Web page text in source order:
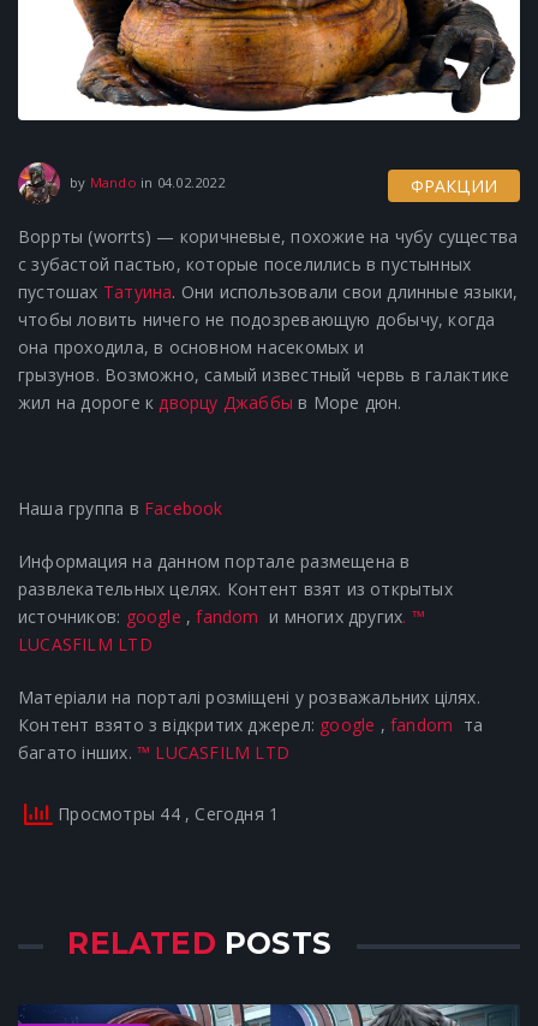
by Mando in 04.02.2022 ФРАКЦИИ
Воррты (worrts) — коричневые, похожие на чубу существа
с зубастой пастью, которые поселились в пустынных
пустошах Татуина. Они использовали свои длинные языки,
чтобы ловить ничего не подозревающую добычу, когда
она проходила, в основном насекомых и
грызунов. Возможно, самый известный червь в галактике
жил на дороге кдворцу Джаббы в Море дюн.
Наша группа в Facebook
Информация на данном портале размещена в
развлекательных целях. Контент взят из открытых
источников: google ,fandom и многих других. ™
LUCASFILM LTD
Матеріали на порталі розміщені у розважальних цілях.
Контент взято з відкритих джерел: google ,fandom та
багато інших. ™ LUCASFILM LTD
Просмотры 44 , Сегодня 1
RELATED POSTS